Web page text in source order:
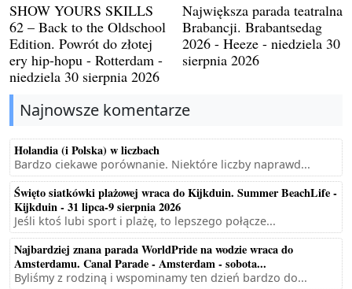
SHOW YOURS SKILLS
62 – Back to the Oldschool
Edition. Powrót do złotej
ery hip-hopu - Rotterdam -
niedziela 30 sierpnia 2026
Największa parada teatralna
Brabancji. Brabantsedag
2026 - Heeze - niedziela 30
sierpnia 2026
Najnowsze komentarze
Holandia (i Polska) w liczbach
Bardzo ciekawe porównanie. Niektóre liczby naprawd...
Święto siatkówki plażowej wraca do Kijkduin. Summer BeachLife -
Kijkduin - 31 lipca-9 sierpnia 2026
Jeśli ktoś lubi sport i plażę, to lepszego połącze...
Najbardziej znana parada WorldPride na wodzie wraca do
Amsterdamu. Canal Parade - Amsterdam - sobota...
Byliśmy z rodziną i wspominamy ten dzień bardzo do...